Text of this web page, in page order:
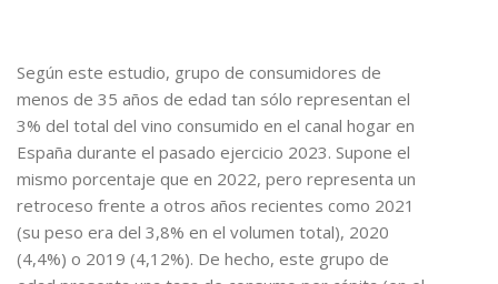
Según este estudio, grupo de consumidores de
menos de 35 años de edad tan sólo representan el
3% del total del vino consumido en el canal hogar en
España durante el pasado ejercicio 2023. Supone el
mismo porcentaje que en 2022, pero representa un
retroceso frente a otros años recientes como 2021
(su peso era del 3,8% en el volumen total), 2020
(4,4%) o 2019 (4,12%). De hecho, este grupo de